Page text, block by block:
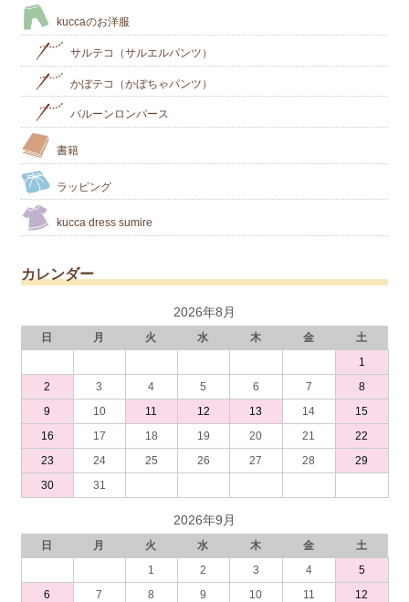
kuccaのお洋服
サルテコ（サルエルパンツ）
かぼテコ（かぼちゃパンツ）
バルーンロンパース
書籍
ラッピング
kucca dress sumire
カレンダー
2026年8月
日 月 火 水 木 金
土
1
2
3 4 5 6 7
8
9
10 11 12 13 14
15
16
17 18 19 20 21
22
23
24 25 26 27 28
29
30
31
2026年9月
日 月 火 水 木 金
土
1
2 3 4
5
6
7 8 9 10 11
12